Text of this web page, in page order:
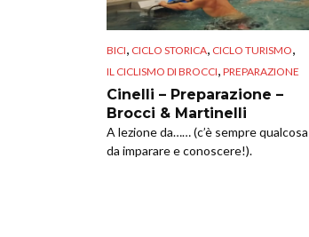
BICI, CICLO STORICA, CICLO TURISMO,
IL CICLISMO DI BROCCI, PREPARAZIONE
Cinelli – Preparazione –
Brocci & Martinelli
A lezione da…… (c’è sempre qualcosa
da imparare e conoscere!).